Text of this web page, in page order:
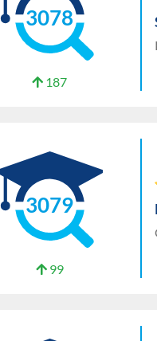
3078
187
3079
99